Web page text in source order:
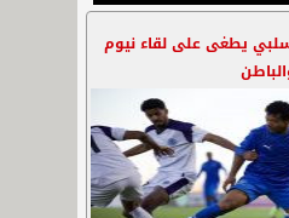
يطغى على لقاء نيوم